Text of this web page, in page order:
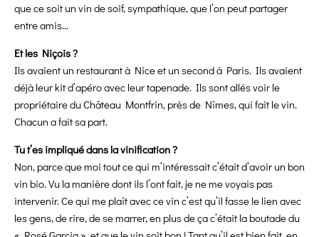
que ce soit un vin de soif, sympathique, que l’on peut partager
entre amis…
Et les Niçois ?
Ils avaient un restaurant à Nice et un second à Paris. Ils avaient
déjà leur kit d’apéro avec leur tapenade. Ils sont allés voir le
propriétaire du Château Montfrin, près de Nîmes, qui fait le vin.
Chacun a fait sa part.
Tu t’es impliqué dans la vinification ?
Non, parce que moi tout ce qui m’intéressait c’était d’avoir un bon
vin bio. Vu la manière dont ils l’ont fait, je ne me voyais pas
intervenir. Ce qui me plaît avec ce vin c’est qu’il fasse le lien avec
les gens, de rire, de se marrer, en plus de ça c’était la boutade du